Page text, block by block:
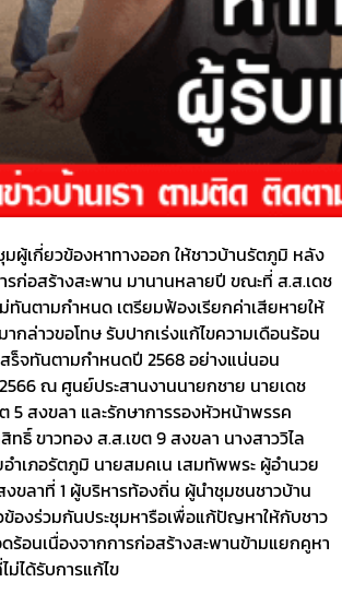
มผู้เกี่ยวข้องหาทางออก ให้ชาวบ้านรัตภูมิ หลัง
ก่อสร้างสะพาน มานานหลายปี ขณะที่ ส.ส.เดช
ทันตามกำหนด เตรียมฟ้องเรียกค่าเสียหายให้
กล่าวขอโทษ รับปากเร่งแก้ไขความเดือนร้อน
ร็จทันตามกำหนดปี 2568 อย่างแน่นอน
ณ ศูนย์ประสานงานนายกชาย นายเดช
5 สงขลา และรักษาการรองหัวหน้าพรรค
ทธิ์ ขาวทอง ส.ส.เขต 9 สงขลา นางสาววิไล
ำเภอรัตภูมิ นายสมคเน เสมทัพพระ ผู้อำนวย
ขลาที่ 1 ผู้บริหารท้องถิ่น ผู้นำชุมชนชาวบ้าน
องร่วมกันประชุมหารือเพื่อแก้ปัญหาให้กับชาว
ร้อนเนื่องจากการก่อสร้างสะพานข้ามแยกคูหา
ม่ได้รับการแก้ไข